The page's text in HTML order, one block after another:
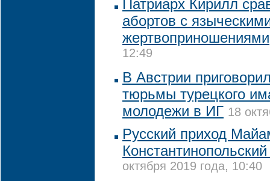
Патриарх Кирилл
абортов с
жертвоприношениями
12:49
В Австрии
тюрьмы турецкого
молодежи в ИГ 18
Русский приход
октября 2019 года, 10:40